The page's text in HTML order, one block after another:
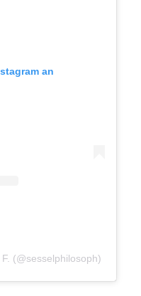
an
(@sesselphilosoph)